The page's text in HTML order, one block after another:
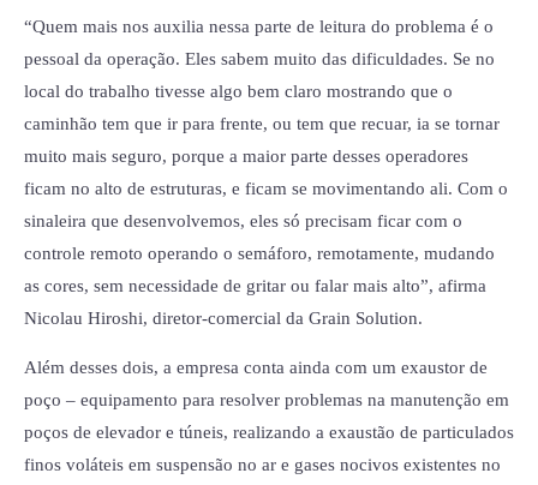
“Quem mais nos auxilia nessa parte de leitura do problema é o
pessoal da operação. Eles sabem muito das dificuldades. Se no
local do trabalho tivesse algo bem claro mostrando que o
caminhão tem que ir para frente, ou tem que recuar, ia se tornar
muito mais seguro, porque a maior parte desses operadores
ficam no alto de estruturas, e ficam se movimentando ali. Com o
sinaleira que desenvolvemos, eles só precisam ficar com o
controle remoto operando o semáforo, remotamente, mudando
as cores, sem necessidade de gritar ou falar mais alto”, afirma
Nicolau Hiroshi, diretor-comercial da Grain Solution.
Além desses dois, a empresa conta ainda com um exaustor de
poço – equipamento para resolver problemas na manutenção em
poços de elevador e túneis, realizando a exaustão de particulados
finos voláteis em suspensão no ar e gases nocivos existentes no